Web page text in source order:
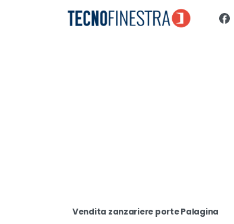
Vendita zanzariere porte Palagina